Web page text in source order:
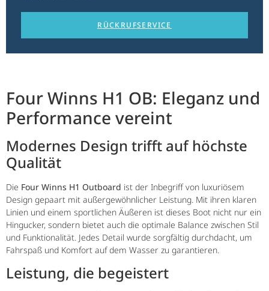
RÜCKRUFSERVICE
Four Winns H1 OB: Eleganz und
Performance vereint
Modernes Design trifft auf höchste
Qualität
Die Four Winns H1 Outboard ist der Inbegriff von luxuriösem
Design gepaart mit außergewöhnlicher Leistung. Mit ihren klaren
Linien und einem sportlichen Äußeren ist dieses Boot nicht nur ein
Hingucker, sondern bietet auch die optimale Balance zwischen Stil
und Funktionalität. Jedes Detail wurde sorgfältig durchdacht, um
Fahrspaß und Komfort auf dem Wasser zu garantieren.
Leistung, die begeistert